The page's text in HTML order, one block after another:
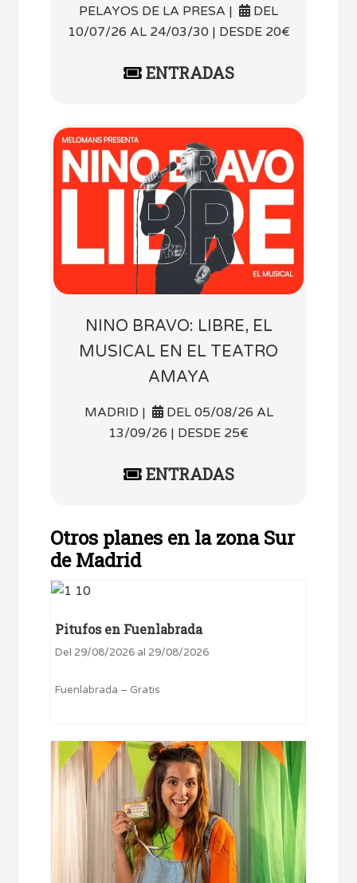
PELAYOS DE LA PRESA |
DEL
10/07/26 AL 24/03/30 | DESDE 20€
ENTRADAS
NINO BRAVO: LIBRE, EL
MUSICAL EN EL TEATRO
AMAYA
MADRID |
DEL 05/08/26 AL
13/09/26 | DESDE 25€
ENTRADAS
Otros planes en la zona Sur
de Madrid
Pitufos en Fuenlabrada
Del 29/08/2026 al 29/08/2026
Fuenlabrada – Gratis